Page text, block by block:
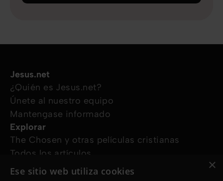
Jesus.net
¿Quién es Jesus.net?
Únete al nuestro equipo
Mantengase informado
Explorar
The Chosen y otras películas cristianas
Todos los artículos
Cursos online
×
Ese sitio web utiliza cookies